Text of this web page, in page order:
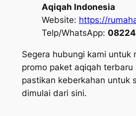
Aqiqah Indonesia
Website: https://
Telp/WhatsApp:
Segera hubungi kami untuk
promo paket aqiqah terbaru
pastikan keberkahan untuk
dimulai dari sini.